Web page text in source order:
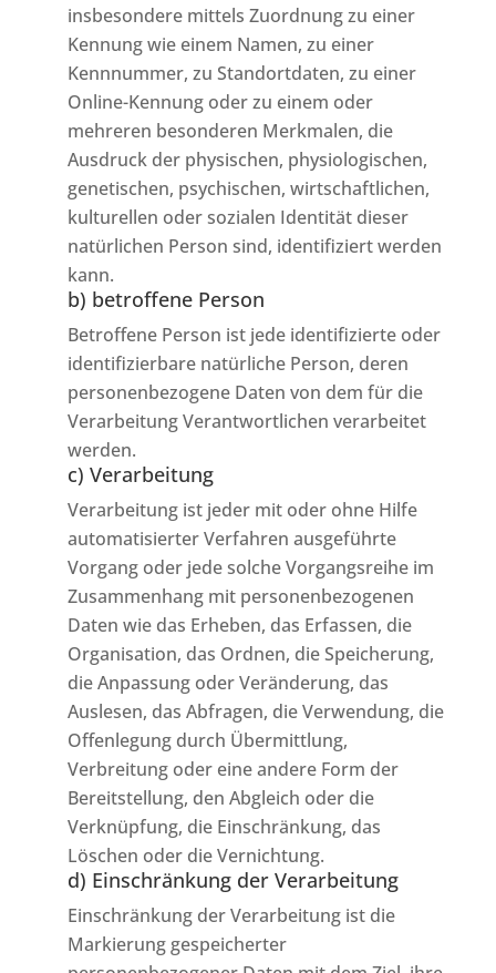
insbesondere mittels Zuordnung zu einer
Kennung wie einem Namen, zu einer
Kennnummer, zu Standortdaten, zu einer
Online-Kennung oder zu einem oder
mehreren besonderen Merkmalen, die
Ausdruck der physischen, physiologischen,
genetischen, psychischen, wirtschaftlichen,
kulturellen oder sozialen Identität dieser
natürlichen Person sind, identifiziert werden
kann.
b) betroffene Person
Betroffene Person ist jede identifizierte oder
identifizierbare natürliche Person, deren
personenbezogene Daten von dem für die
Verarbeitung Verantwortlichen verarbeitet
werden.
c) Verarbeitung
Verarbeitung ist jeder mit oder ohne Hilfe
automatisierter Verfahren ausgeführte
Vorgang oder jede solche Vorgangsreihe im
Zusammenhang mit personenbezogenen
Daten wie das Erheben, das Erfassen, die
Organisation, das Ordnen, die Speicherung,
die Anpassung oder Veränderung, das
Auslesen, das Abfragen, die Verwendung, die
Offenlegung durch Übermittlung,
Verbreitung oder eine andere Form der
Bereitstellung, den Abgleich oder die
Verknüpfung, die Einschränkung, das
Löschen oder die Vernichtung.
d) Einschränkung der Verarbeitung
Einschränkung der Verarbeitung ist die
Markierung gespeicherter